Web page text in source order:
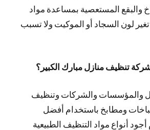
والبقع المستعصية بمساعدة مواد
لون السجاد أو الموكيت ولا تسبب
تنظيف منازل مبارك الكبير؟
والمؤسسات والشركات وتنظيف
ومطابخ باستخدام أفضل
أنواع مواد التنظيف الطبيعية